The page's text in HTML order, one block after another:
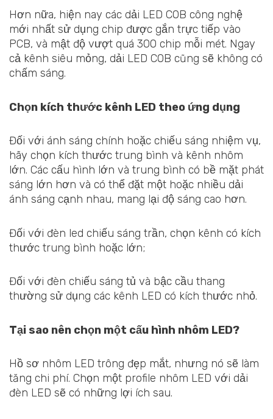
Hơn nữa, hiện nay các dải LED COB công nghệ
mới nhất sử dụng chip được gắn trực tiếp vào
PCB, và mật độ vượt quá 300 chip mỗi mét. Ngay
cả kênh siêu mỏng, dải LED COB cũng sẽ không có
chấm sáng.
Chọn kích thước kênh LED theo ứng dụng
Đối với ánh sáng chính hoặc chiếu sáng nhiệm vụ,
hãy chọn kích thước trung bình và kênh nhôm
lớn. Các cấu hình lớn và trung bình có bề mặt phát
sáng lớn hơn và có thể đặt một hoặc nhiều dải
ánh sáng cạnh nhau, mang lại độ sáng cao hơn.
Đối với đèn led chiếu sáng trần, chọn kênh có kích
thước trung bình hoặc lớn;
Đối với đèn chiếu sáng tủ và bậc cầu thang
thường sử dụng các kênh LED có kích thước nhỏ.
Tại sao nên chọn một cấu hình nhôm LED?
Hồ sơ nhôm LED trông đẹp mắt, nhưng nó sẽ làm
tăng chi phí. Chọn một profile nhôm LED với dải
đèn LED sẽ có những lợi ích sau.